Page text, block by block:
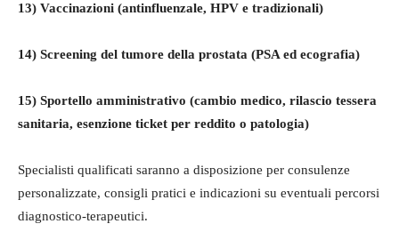
13) Vaccinazioni (antinfluenzale, HPV e tradizionali)
14) Screening del tumore della prostata (PSA ed ecografia)
15) Sportello amministrativo (cambio medico, rilascio tessera
sanitaria, esenzione ticket per reddito o patologia)
Specialisti qualificati saranno a disposizione per consulenze
personalizzate, consigli pratici e indicazioni su eventuali percorsi
diagnostico-terapeutici.